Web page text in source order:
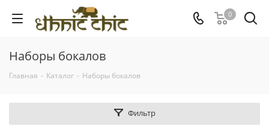
0
Наборы бокалов
Главная - Каталог - Наборы бокалов
Фильтр